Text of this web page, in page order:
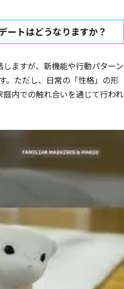
ートはどうなりますか？
ますが、新機能や行動パターン
。ただし、日常の「性格」の形
内での触れ合いを通じて行われ